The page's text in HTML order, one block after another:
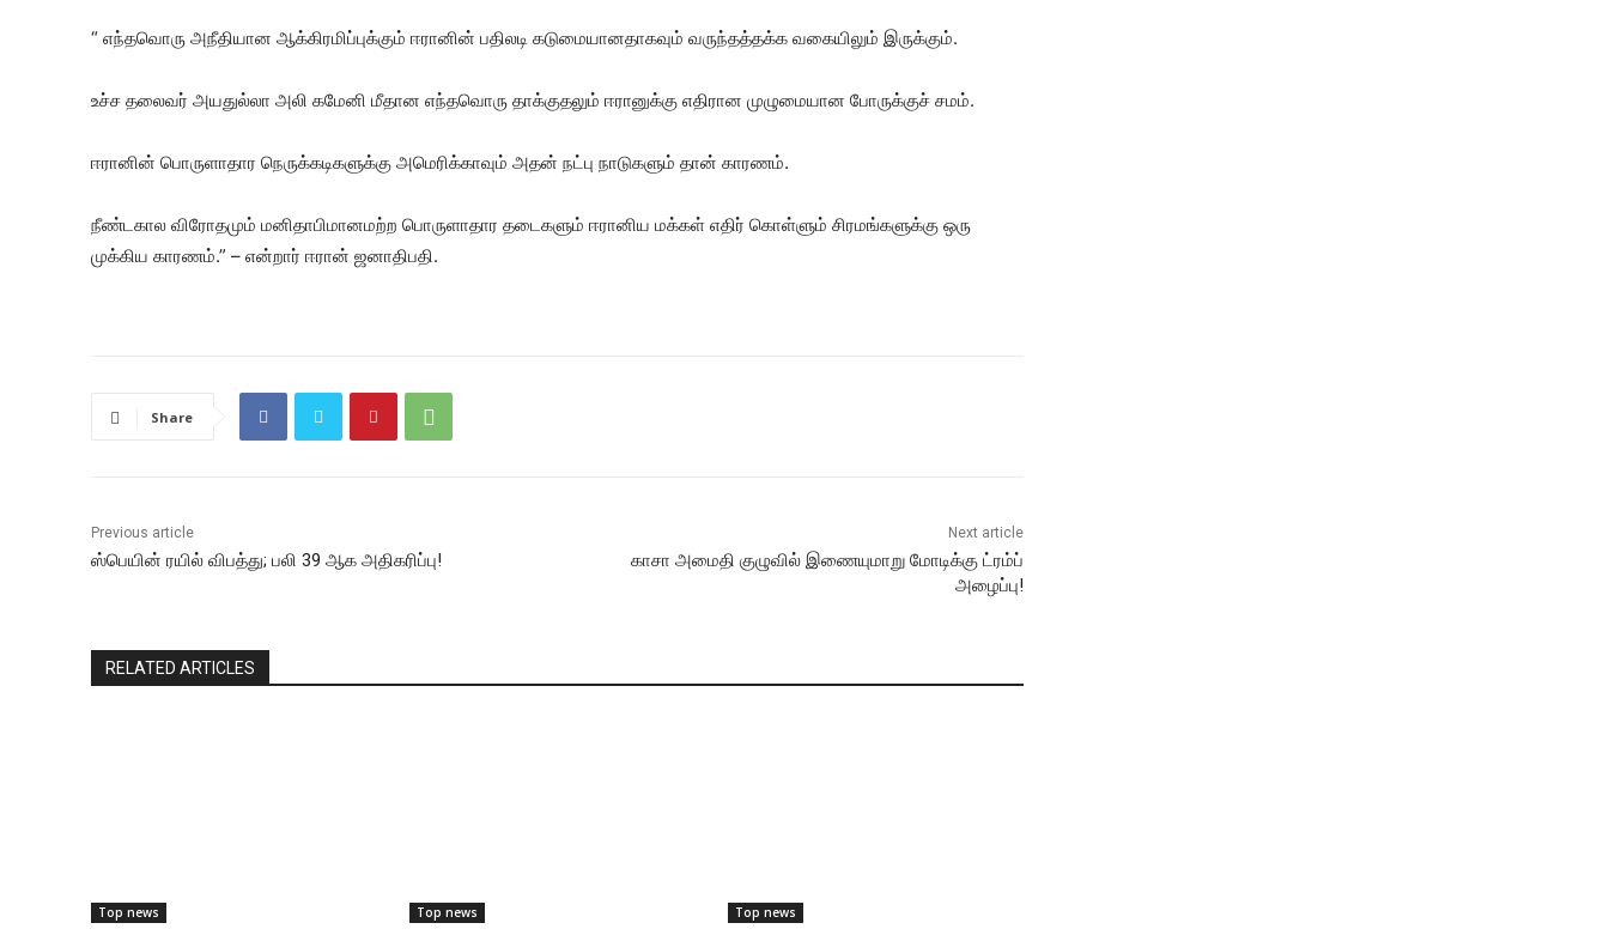
“ எந்தவொரு அநீதியான ஆக்கிரமிப்புக்கும் ஈரானின் பதிலடி கடுமையானதாகவும் வருந்தத்தக்க வகையிலும் இருக்கும்.
உச்ச தலைவர் அயதுல்லா அலி கமேனி மீதான எந்தவொரு தாக்குதலும் ஈரானுக்கு எதிரான முழுமையான போருக்குச் சமம்.
ஈரானின் பொருளாதார நெருக்கடிகளுக்கு அமெரிக்காவும் அதன் நட்பு நாடுகளும் தான் காரணம்.
நீண்டகால விரோதமும் மனிதாபிமானமற்ற பொருளாதார தடைகளும் ஈரானிய மக்கள் எதிர் கொள்ளும் சிரமங்களுக்கு ஒரு
முக்கிய காரணம்.” – என்றார் ஈரான் ஜனாதிபதி.
Share
Previous article
ஸ்பெயின் ரயில் விபத்து; பலி 39 ஆக அதிகரிப்பு!
Next article
காசா அமைதி குழுவில் இணையுமாறு மோடிக்கு ட்ரம்ப்
அழைப்பு!
RELATED ARTICLES
Top news Top news Top news